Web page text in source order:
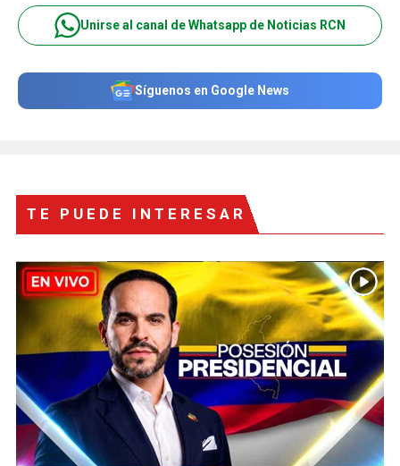
Unirse al canal de Whatsapp de Noticias RCN
Síguenos en Google News
TE PUEDE INTERESAR